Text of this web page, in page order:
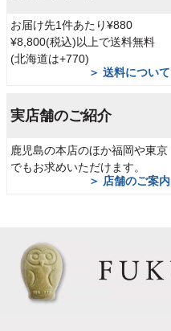
お届け先1件あたり¥880
¥8,800(税込)以上で送料無料
(北海道は+770)
＞ 送料について
実店舗のご紹介
鹿児島の本店のほか福岡や東京
でもお求めいただけます。
＞ 店舗のご案内